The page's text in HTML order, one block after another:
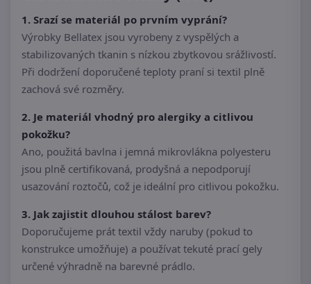
1. Srazí se materiál po prvním vyprání?
Výrobky Bellatex jsou vyrobeny z vyspělých a
stabilizovaných tkanin s nízkou zbytkovou srážlivostí.
Při dodržení doporučené teploty praní si textil plně
zachová své rozměry.
2. Je materiál vhodný pro alergiky a citlivou
pokožku?
Ano, použitá bavlna i jemná mikrovlákna polyesteru
jsou plně certifikovaná, prodyšná a nepodporují
usazování roztočů, což je ideální pro citlivou pokožku.
3. Jak zajistit dlouhou stálost barev?
Doporučujeme prát textil vždy naruby (pokud to
konstrukce umožňuje) a používat tekuté prací gely
určené výhradně na barevné prádlo.